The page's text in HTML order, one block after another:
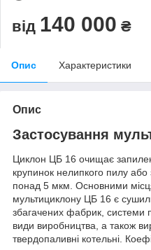
від 140 000 ₴
Опис Характеристики
Опис
Застосування
Циклон ЦБ 16 очищає
крупинок нелипкого пилу або
понад 5 мкм. Основними
мультициклону ЦБ 16 є
збагачених фабрик, системи
види виробництва, а також
твердопаливні котельні.